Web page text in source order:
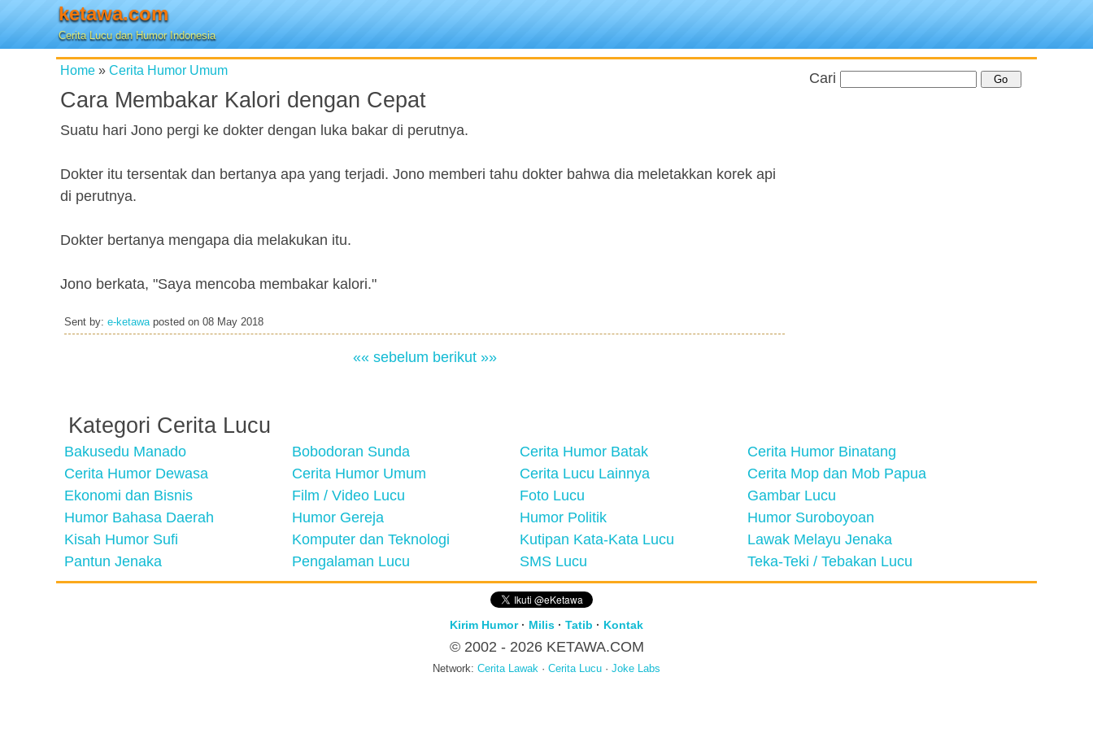
ketawa.com
Cerita Lucu dan Humor Indonesia
Home » Cerita Humor Umum
Cara Membakar Kalori dengan Cepat
Suatu hari Jono pergi ke dokter dengan luka bakar di perutnya.
Dokter itu tersentak dan bertanya apa yang terjadi. Jono memberi tahu dokter bahwa dia meletakkan korek api
di perutnya.
Dokter bertanya mengapa dia melakukan itu.
Jono berkata, "Saya mencoba membakar kalori."
Sent by: e-ketawaposted on 08 May 2018
«« sebelum berikut »»
Cari
Kategori Cerita Lucu
Bakusedu Manado Bobodoran Sunda Cerita Humor Batak
Cerita Humor Binatang
Cerita Humor Dewasa
Cerita Humor Umum Cerita Lucu Lainnya
Cerita Mop dan Mob Papua
Ekonomi dan Bisnis
Film / Video Lucu Foto Lucu
Gambar Lucu
Humor Bahasa Daerah
Humor Gereja Humor Politik
Humor Suroboyoan
Kisah Humor Sufi
Komputer dan Teknologi Kutipan Kata-Kata Lucu
Lawak Melayu Jenaka
Pantun Jenaka
Pengalaman Lucu SMS Lucu Teka-Teki / Tebakan Lucu
Kirim Humor· Milis · Tatib · Kontak
© 2002 - 2026 KETAWA.COM
Network: Cerita Lawak · Cerita Lucu · Joke Labs